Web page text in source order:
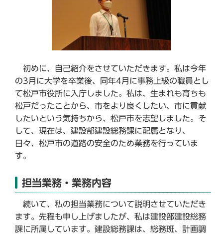
初めに、自己紹介をさせていただきます。私は今年
の3月に大学を卒業後、同年4月に事務上級の職員とし
て松戸市役所に入庁しました。私は、生まれも育ちも
松戸だったことから、市をより良くしたい、市に貢献
したいという気持ちから、松戸市を志望しました。そ
して、現在は、建設部建設総務課に配属となり、
日々、松戸市の道路の安全のため業務を行っていま
す。
担当業務・業務内容
続いて、私の担当業務について説明させていただき
ます。先程も申し上げましたが、私は建設部建設総務
課に所属しています。建設総務課は、総務班、計画調